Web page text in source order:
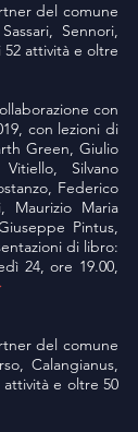
del comune
Sennori,
52 attività e oltre
con
con lezioni di
Green, Giulio
Silvano
Federico
Maurizio Maria
Pintus,
di libro:
24, ore 19.00,
del comune
Calangianus,
attività e oltre 50